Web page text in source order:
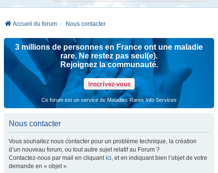
Accueil du forum Nous contacter
3 millions de personnes en France ont une maladie
rare. Ne restez pas seul(e).
Rejoignez la communauté.
Inscrivez-vous
Ce forum est un service de Maladies Rares Info Services
Nous contacter
Vous souhaitez nous contacter pour un problème technique, la création
d’un nouveau forum, ou tout autre sujet relatif au Forum ?
Contactez-nous par mail en cliquantici, et en indiquant bien l’objet de votre
demande en « objet ».